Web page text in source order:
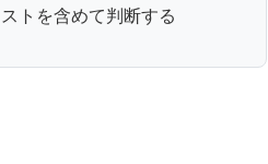
トを含めて判断する